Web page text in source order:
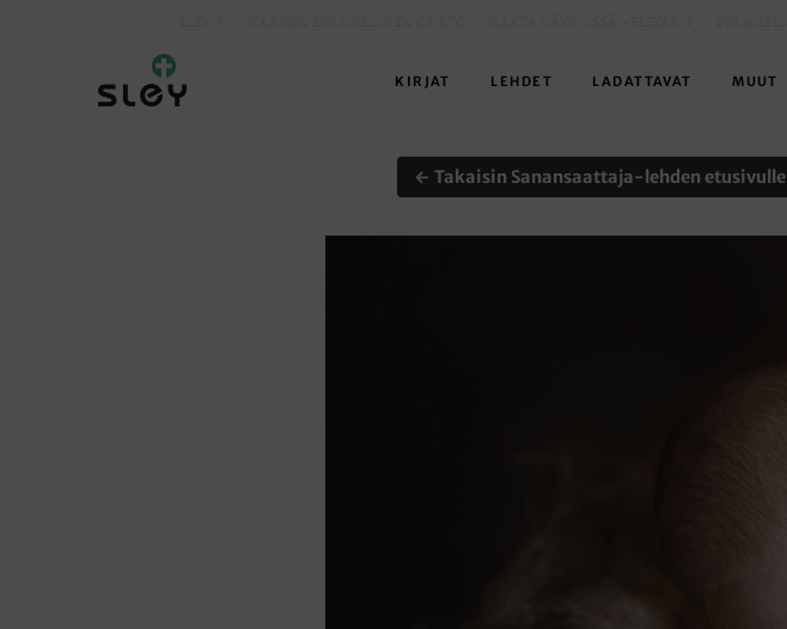
KIRJAT LEHDET LADATTAVAT MUUT
← Takaisin Sanansaattaja-lehden etusivulle